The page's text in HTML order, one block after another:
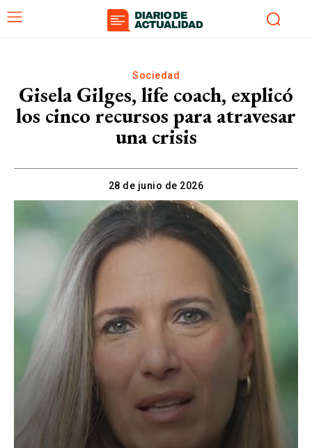
Sociedad
Gisela Gilges, life coach, explicó
los cinco recursos para atravesar
una crisis
28 de junio de 2026